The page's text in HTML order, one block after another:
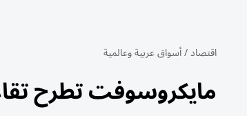
اقتصاد/أسواق عربية وعالمية
مايكروسوفت تطرح